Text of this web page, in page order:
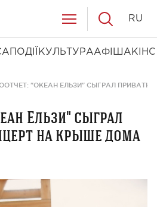
ПОДІЇ КУЛЬТУРААФІША КІНО
RU
"ОКЕАН ЕЛЬЗИ" СЫГРАЛ
Ельзи" сыграл
на крыше дома